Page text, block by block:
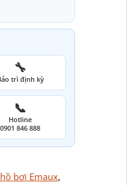
🔧
trì định kỳ
📞
Hotline
0901 846 888
bơi Emaux